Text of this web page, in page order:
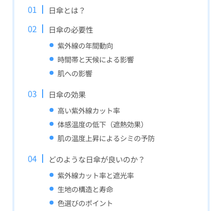
日傘とは？
日傘の必要性
紫外線の年間動向
時間帯と天候による影響
肌への影響
日傘の効果
高い紫外線カット率
体感温度の低下（遮熱効果）
肌の温度上昇によるシミの予防
どのような日傘が良いのか？
紫外線カット率と遮光率
生地の構造と寿命
色選びのポイント